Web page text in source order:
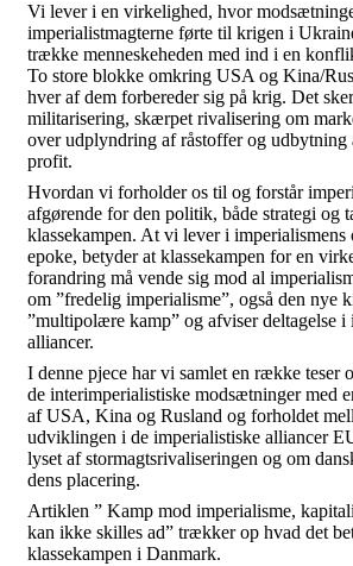
Vi lever i en virkelighed, hvor
imperialistmagterne førte til krigen i
trække menneskeheden med ind i en
To store blokke omkring USA og Kina/
hver af dem forbereder sig på krig. Det
militarisering, skærpet rivalisering om
over udplyndring af råstoffer og udbytning
profit.
Hvordan vi forholder os til og forstår
afgørende for den politik, både strategi og
klassekampen. At vi lever i imperialismens
epoke, betyder at klassekampen for en
forandring må vende sig mod al
om ”fredelig imperialisme”, også den nye
”multipolære kamp” og afviser deltagelse i
alliancer.
I denne pjece har vi samlet en række teser
de interimperialistiske modsætninger med
af USA, Kina og Rusland og forholdet
udviklingen i de imperialistiske alliancer
lyset af stormagtsrivaliseringen og om
dens placering.
Artiklen ” Kamp mod imperialisme,
kan ikke skilles ad” trækker op hvad det
klassekampen i Danmark.